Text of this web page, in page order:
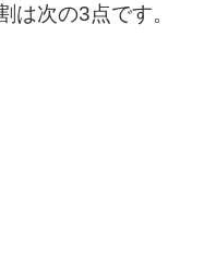
は次の3点です。